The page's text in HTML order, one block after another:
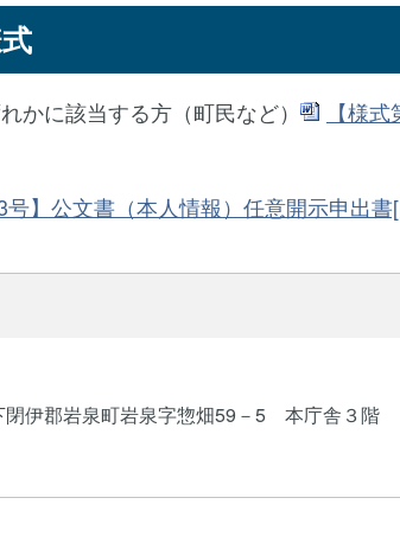
かに該当する方（町民など）
【様
号】公文書（本人情報）任意開示申出
伊郡岩泉町岩泉字惣畑59－5 本庁舎３階